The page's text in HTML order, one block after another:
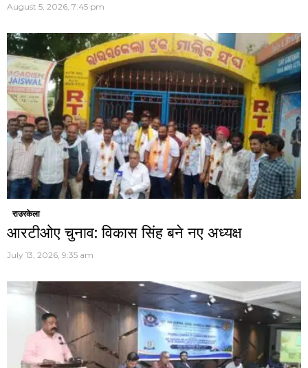
August 5, 2026, 7:45 pm
राउरकेला
आरटीओए चुनाव: विकास सिंह बने नए अध्यक्ष
July 13, 2026, 9:35 am